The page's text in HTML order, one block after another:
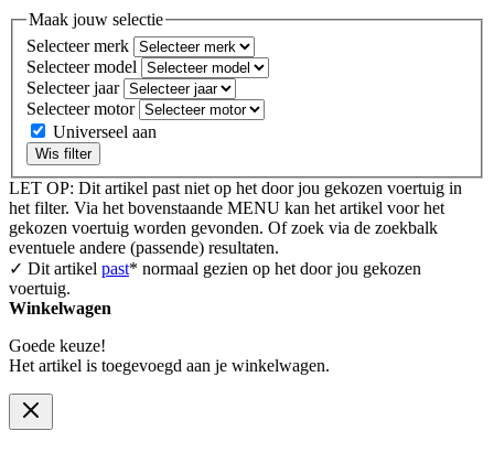
Maak jouw selectie
Selecteer merk
Selecteer model
Selecteer jaar
Selecteer motor
Universeel aan
Wis filter
LET OP: Dit artikel past niet op het door jou gekozen voertuig in
het filter. Via het bovenstaande MENU kan het artikel voor het
gekozen voertuig worden gevonden. Of zoek via de zoekbalk
eventuele andere (passende) resultaten.
✓ Dit artikel past* normaal gezien op het door jou gekozen
voertuig.
Winkelwagen
Goede keuze!
Het artikel is toegevoegd aan je winkelwagen.